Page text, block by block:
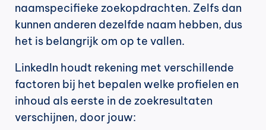
naamspecifieke zoekopdrachten. Zelfs dan
kunnen anderen dezelfde naam hebben, dus
het is belangrijk om op te vallen.
LinkedIn houdt rekening met verschillende
factoren bij het bepalen welke profielen en
inhoud als eerste in de zoekresultaten
verschijnen, door jouw: